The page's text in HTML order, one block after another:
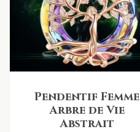
Pendentif Femme
Arbre de Vie
Abstrait